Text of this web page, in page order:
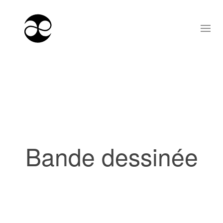
Bande dessinée